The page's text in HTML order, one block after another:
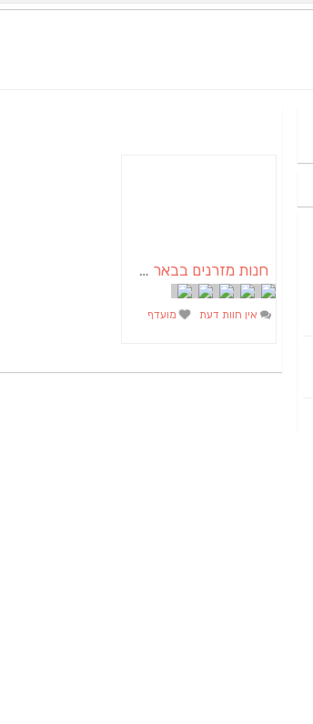
חנות מזרנים בבאר שבע
אין חוות דעת מועדף